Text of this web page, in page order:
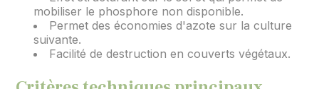
mobiliser le phosphore non disponible.
Permet des économies d'azote sur la culture
suivante.
Facilité de destruction en couverts végétaux.